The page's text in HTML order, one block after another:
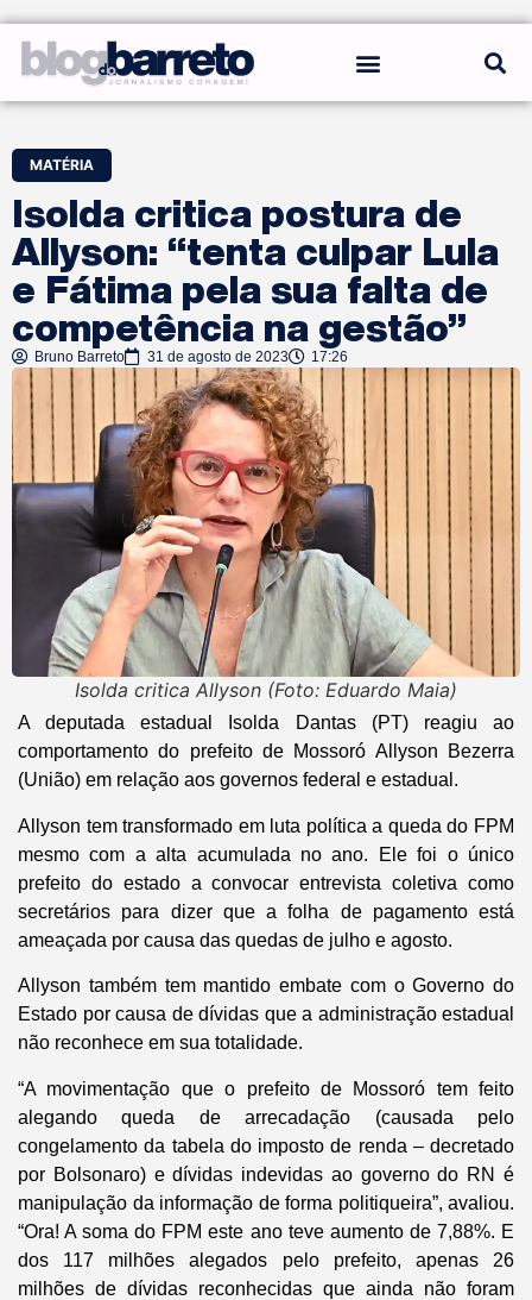
MATÉRIA
Isolda critica postura de
Allyson: “tenta culpar Lula
e Fátima pela sua falta de
competência na gestão”
Bruno Barreto 31 de agosto de 2023 17:26
Isolda critica Allyson (Foto: Eduardo Maia)
A deputada estadual Isolda Dantas (PT) reagiu ao
comportamento do prefeito de Mossoró Allyson Bezerra
(União) em relação aos governos federal e estadual.
Allyson tem transformado em luta política a queda do FPM
mesmo com a alta acumulada no ano. Ele foi o único
prefeito do estado a convocar entrevista coletiva como
secretários para dizer que a folha de pagamento está
ameaçada por causa das quedas de julho e agosto.
Allyson também tem mantido embate com o Governo do
Estado por causa de dívidas que a administração estadual
não reconhece em sua totalidade.
“A movimentação que o prefeito de Mossoró tem feito
alegando queda de arrecadação (causada pelo
congelamento da tabela do imposto de renda – decretado
por Bolsonaro) e dívidas indevidas ao governo do RN é
manipulação da informação de forma politiqueira”, avaliou.
“Ora! A soma do FPM este ano teve aumento de 7,88%. E
dos 117 milhões alegados pelo prefeito, apenas 26
milhões de dívidas reconhecidas que ainda não foram